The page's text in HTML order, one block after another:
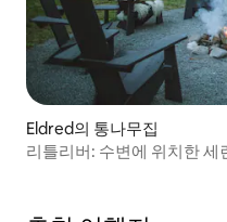
Eldred의 통나무집
리틀리버: 수변에 위치한